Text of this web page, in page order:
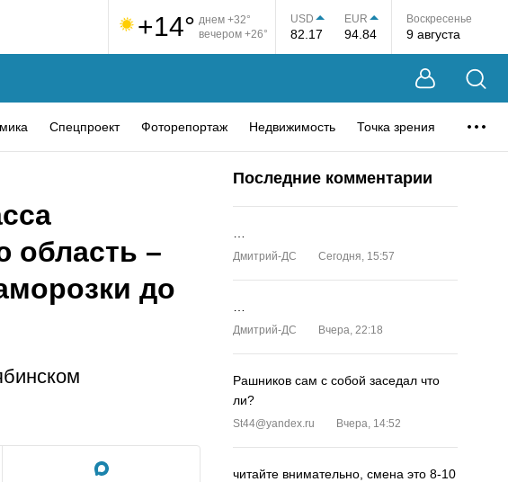
+14° днем +32°
вечером +26°
USD
82.17
EUR
94.84
Воскресенье
9 августа
Спецпроект Фоторепортаж Недвижимость Точка зрения
область –
до
Последние комментарии
Дмитрий-ДС Сегодня, 15:57
Дмитрий-ДС Вчера, 22:18
Рашников сам с собой заседал что
ли?
St44@yandex.ru Вчера, 14:52
читайте внимательно, смена это 8-10